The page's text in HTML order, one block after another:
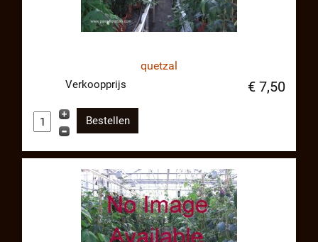
quetzal
Verkoopprijs € 7,50